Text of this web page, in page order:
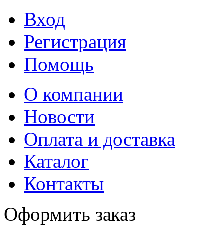
Вход
Регистрация
Помощь
О компании
Новости
Оплата и доставка
Каталог
Контакты
Оформить заказ